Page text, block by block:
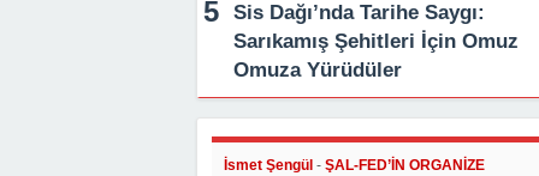
Sis Dağı’nda Tarihe Saygı:
Sarıkamış Şehitleri İçin Omuz
Omuza Yürüdüler
İsmet Şengül - ŞAL-FED’İN ORGANİZE